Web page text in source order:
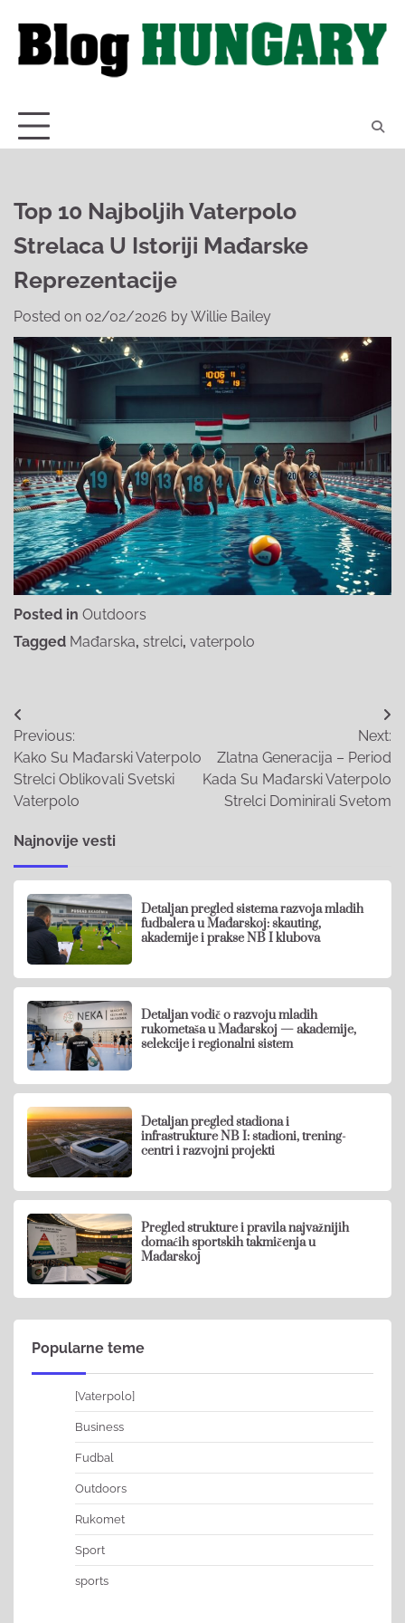
content
Top 10 Najboljih Vaterpolo
Strelaca U Istoriji Mađarske
Reprezentacije
Posted on 02/02/2026 byWillie Bailey
Posted in Outdoors
Tagged Mađarska, strelci, vaterpolo
Post
navigation
Previous:
Kako Su Mađarski Vaterpolo
Strelci Oblikovali Svetski
Vaterpolo
Next:
Zlatna Generacija – Period
Kada Su Mađarski Vaterpolo
Strelci Dominirali Svetom
Najnovije vesti
Detaljan pregled sistema razvoja mladih
fudbalera u Mađarskoj: skauting,
akademije i prakse NB I klubova
Detaljan vodič o razvoju mladih
rukometaša u Mađarskoj — akademije,
selekcije i regionalni sistem
Detaljan pregled stadiona i
infrastrukture NB I: stadioni, trening-
centri i razvojni projekti
Pregled strukture i pravila najvažnijih
domaćih sportskih takmičenja u
Mađarskoj
Popularne teme
[Vaterpolo]
Business
Fudbal
Outdoors
Rukomet
Sport
sports